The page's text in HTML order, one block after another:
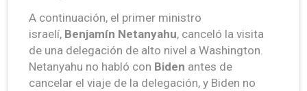
A continuación, el primer ministro
israelí, Benjamín Netanyahu, canceló la visita
de una delegación de alto nivel a Washington.
Netanyahu no habló con Biden antes de
cancelar el viaje de la delegación, y Biden no